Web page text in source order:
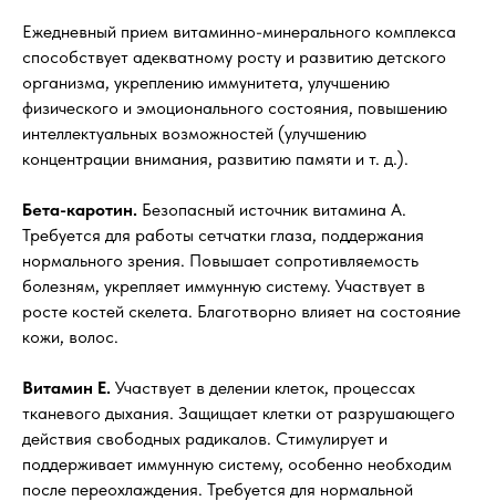
Ежедневный прием витаминно-минерального комплекса
способствует адекватному росту и развитию детского
организма, укреплению иммунитета, улучшению
физического и эмоционального состояния, повышению
интеллектуальных возможностей (улучшению
концентрации внимания, развитию памяти и т. д.).
Бета-каротин. Безопасный источник витамина А.
Требуется для работы сетчатки глаза, поддержания
нормального зрения. Повышает сопротивляемость
болезням, укрепляет иммунную систему. Участвует в
росте костей скелета. Благотворно влияет на состояние
кожи, волос.
Витамин Е. Участвует в делении клеток, процессах
тканевого дыхания. Защищает клетки от разрушающего
действия свободных радикалов. Стимулирует и
поддерживает иммунную систему, особенно необходим
после переохлаждения. Требуется для нормальной